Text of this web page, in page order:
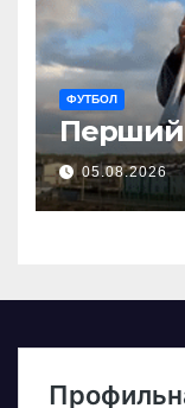
ФУТБОЛ
Перший
05.08.2026